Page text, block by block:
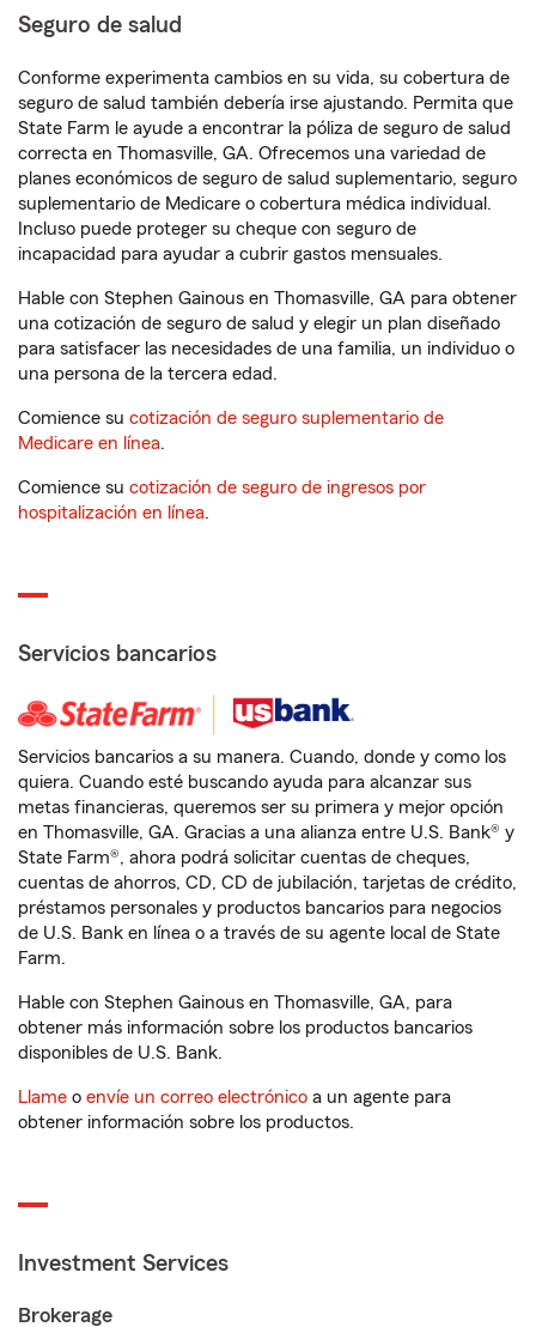
Seguro de salud
Conforme experimenta cambios en su vida, su cobertura de
seguro de salud también debería irse ajustando. Permita que
State Farm le ayude a encontrar la póliza de seguro de salud
correcta en Thomasville, GA. Ofrecemos una variedad de
planes económicos de seguro de salud suplementario, seguro
suplementario de Medicare o cobertura médica individual.
Incluso puede proteger su cheque con seguro de
incapacidad para ayudar a cubrir gastos mensuales.
Hable con Stephen Gainous en Thomasville, GA para obtener
una cotización de seguro de salud y elegir un plan diseñado
para satisfacer las necesidades de una familia, un individuo o
una persona de la tercera edad.
Comience su cotización de seguro suplementario de
Medicare en línea.
Comience su cotización de seguro de ingresos por
hospitalización en línea.
Servicios bancarios
Servicios bancarios a su manera. Cuando, donde y como los
quiera. Cuando esté buscando ayuda para alcanzar sus
metas financieras, queremos ser su primera y mejor opción
en Thomasville, GA. Gracias a una alianza entre U.S. Bank® y
State Farm®, ahora podrá solicitar cuentas de cheques,
cuentas de ahorros, CD, CD de jubilación, tarjetas de crédito,
préstamos personales y productos bancarios para negocios
de U.S. Bank en línea o a través de su agente local de State
Farm.
Hable con Stephen Gainous en Thomasville, GA, para
obtener más información sobre los productos bancarios
disponibles de U.S. Bank.
Llame o envíe un correo electrónico a un agente para
obtener información sobre los productos.
Investment Services
Brokerage